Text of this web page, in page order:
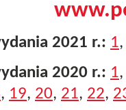
2021 r.: 1
2020 r.: 1
, 19, 20, 21, 22,